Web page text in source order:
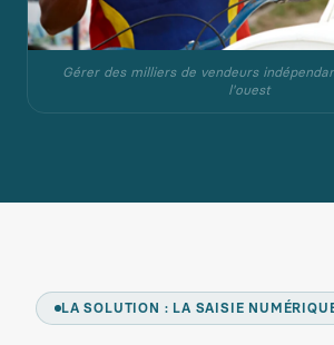
Gérer des milliers de vendeurs
l'ouest
LA SOLUTION : LA SAISIE